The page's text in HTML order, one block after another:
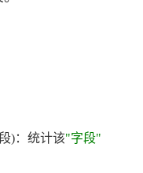
)：统计该"字段"